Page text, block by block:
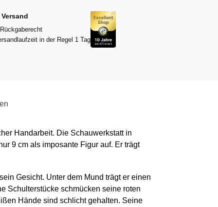
in der Regel 1 Tag
Handarbeit. Die Schauwerkstatt in
9 cm als imposante Figur auf. Er trägt
Gesicht. Unter dem Mund trägt er einen
Schulterstücke schmücken seine roten
Hände sind schlicht gehalten. Seine